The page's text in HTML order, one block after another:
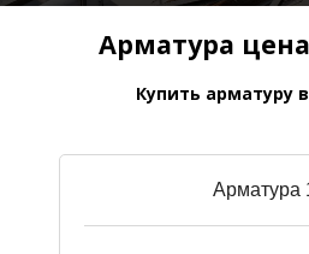
Арматура
Купить арматуру
Арматура